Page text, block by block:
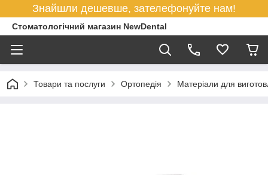
Знайшли дешевше, зателефонуйте нам!
Стоматологічний магазин NewDental
Товари та послуги Ортопедія Матеріали для